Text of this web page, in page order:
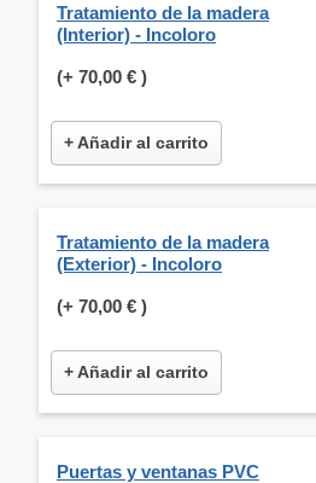
Tratamiento de la madera
(Interior) - Incoloro
(+ 70,00 € )
+ Añadir al carrito
Tratamiento de la madera
(Exterior) - Incoloro
(+ 70,00 € )
+ Añadir al carrito
Puertas y ventanas PVC